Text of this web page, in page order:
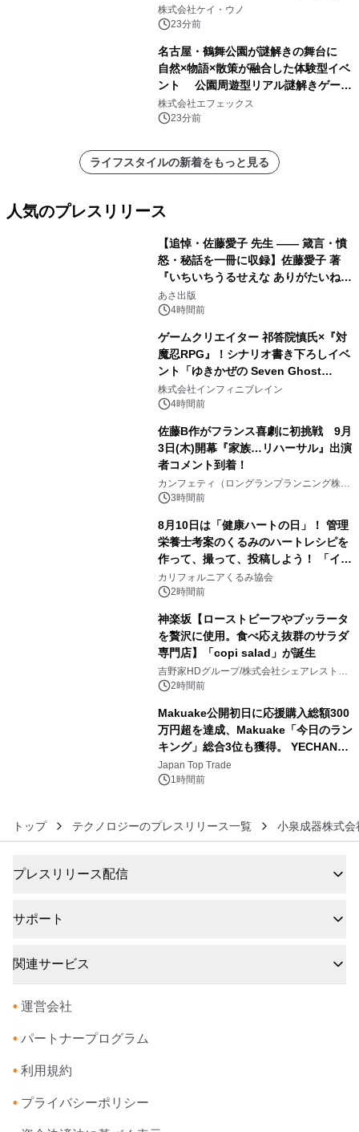
日(金)に発売
株式会社ケイ・ウノ
23分前
名古屋・鶴舞公園が謎解きの舞台に
自然×物語×散策が融合した体験型イベ
ント 公園周遊型リアル謎解きゲーム
「クローバーの国とトランプの魔法」
開催決定
株式会社エフェックス
23分前
ライフスタイルの新着をもっと見る
人気のプレスリリース
【追悼・佐藤愛子 先生 —— 箴言・憤
怒・秘話を一冊に収録】佐藤愛子 著
『いちいちうるせえな ありがたいね』
2026年8月24日（月）発売
あさ出版
4時間前
ゲームクリエイター 祁答院慎氏×『対
魔忍RPG』！シナリオ書き下ろしイベ
ント「ゆきかぜの Seven Ghost
Stories」特設サイト＆特別動画を公
開！
株式会社インフィニブレイン
4時間前
佐藤B作がフランス喜劇に初挑戦 9月
3日(木)開幕『家族…リハーサル』出演
者コメント到着！
カンフェティ（ロングランプランニング株式
会社）
3時間前
8月10日は「健康ハートの日」！ 管理
栄養士考案のくるみのハートレシピを
作って、撮って、投稿しよう！ 「イン
スタグラムフォトコンテスト」 8月
10日(月)よりスタート
カリフォルニアくるみ協会
2時間前
神楽坂【ローストビーフやブッラータ
を贅沢に使用。食べ応え抜群のサラダ
専門店】「copi salad」が誕生
吉野家HDグループ/株式会社シェアレストラ
ン 2時間前
Makuake公開初日に応援購入総額300
万円超を達成、Makuake「今日のラン
キング」総合3位も獲得。 YECHAN音
浴シンギングボウル第2弾の大型サイ
ズ（XL・2XL・3XL）を先行販売中
Japan Top Trade
1時間前
トップ テクノロジーのプレスリリース一覧 小泉成器株式会
プレスリリース配信
サポート
関連サービス
• 運営会社
• パートナープログラム
• 利用規約
• プライバシーポリシー